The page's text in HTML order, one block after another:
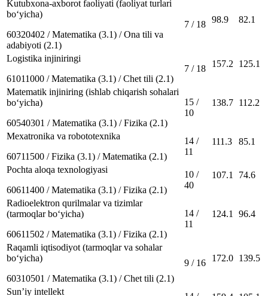
Kutubxona-axborot faoliyati (faoliyat turlari
bo‘yicha)
60320402 / Matematika (3.1) / Ona tili va
adabiyoti (2.1)
7 / 18 98.9 82.1
Logistika injiniringi
61011000 / Matematika (3.1) / Chet tili (2.1)
7 / 18 157.2 125.1
Matematik injiniring (ishlab chiqarish sohalari
bo‘yicha)
60540301 / Matematika (3.1) / Fizika (2.1)
15 /
10
138.7 112.2
Mexatronika va robototexnika
60711500 / Fizika (3.1) / Matematika (2.1)
14 /
11
111.3 85.1
Pochta aloqa texnologiyasi
60611400 / Matematika (3.1) / Fizika (2.1)
10 /
40
107.1 74.6
Radioelektron qurilmalar va tizimlar
(tarmoqlar bo‘yicha)
60611502 / Matematika (3.1) / Fizika (2.1)
14 /
11
124.1 96.4
Raqamli iqtisodiyot (tarmoqlar va sohalar
bo‘yicha)
60310501 / Matematika (3.1) / Chet tili (2.1)
9 / 16 172.0 139.5
Sunʼiy intellekt